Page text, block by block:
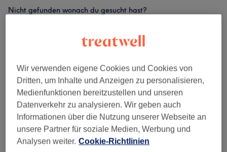
Nicht gefunden wonach du gesucht hast?
Nagel-Neumodellagen (3) ab 35 €
Extra (9) ab 0,50 €
Salonbewertungen
Wir verwenden eigene Cookies und Cookies von
Dritten, um Inhalte und Anzeigen zu personalisieren,
Medienfunktionen bereitzustellen und unseren
Datenverkehr zu analysieren. Wir geben auch
Informationen über die Nutzung unserer Webseite an
unsere Partner für soziale Medien, Werbung und
Analysen weiter. Cookie-Richtlinien